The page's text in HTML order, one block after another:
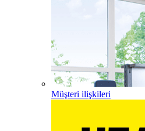
Müşteri ilişkileri